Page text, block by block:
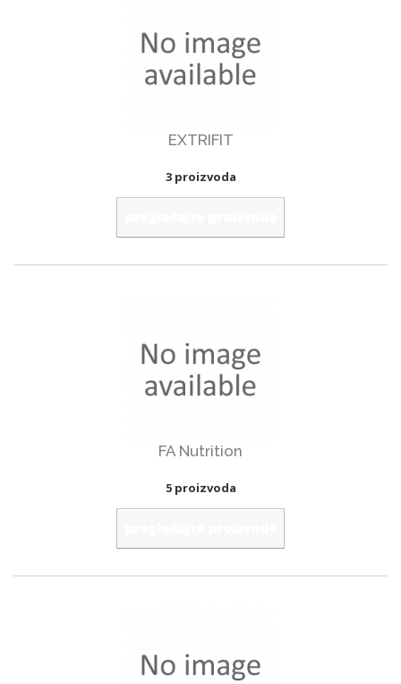
EXTRIFIT
3 proizvoda
FA Nutrition
5 proizvoda